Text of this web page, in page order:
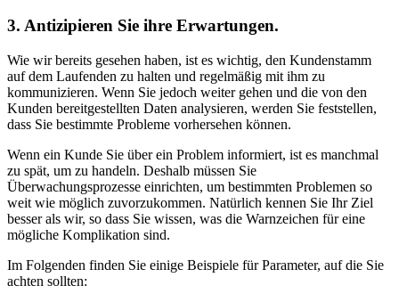
3. Antizipieren Sie ihre Erwartungen.
Wie wir bereits gesehen haben, ist es wichtig, den Kundenstamm
auf dem Laufenden zu halten und regelmäßig mit ihm zu
kommunizieren. Wenn Sie jedoch weiter gehen und die von den
Kunden bereitgestellten Daten analysieren, werden Sie feststellen,
dass Sie bestimmte Probleme vorhersehen können.
Wenn ein Kunde Sie über ein Problem informiert, ist es manchmal
zu spät, um zu handeln. Deshalb müssen Sie
Überwachungsprozesse einrichten, um bestimmten Problemen so
weit wie möglich zuvorzukommen. Natürlich kennen Sie Ihr Ziel
besser als wir, so dass Sie wissen, was die Warnzeichen für eine
mögliche Komplikation sind.
Im Folgenden finden Sie einige Beispiele für Parameter, auf die Sie
achten sollten: